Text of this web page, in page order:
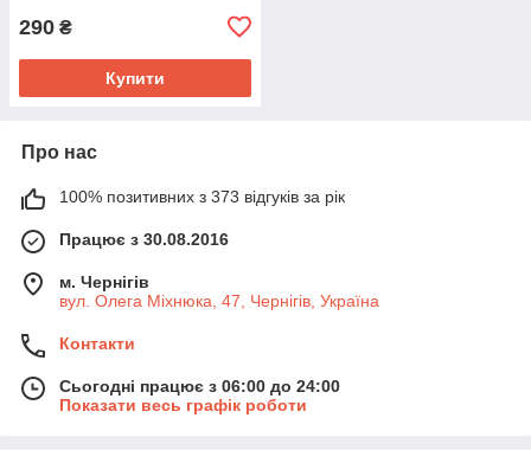
290 ₴
Купити
Про нас
100% позитивних з 373 відгуків за рік
Працює з 30.08.2016
м. Чернігів
вул. Олега Міхнюка, 47, Чернігів, Україна
Контакти
Сьогодні працює з 06:00 до 24:00
Показати весь графік роботи